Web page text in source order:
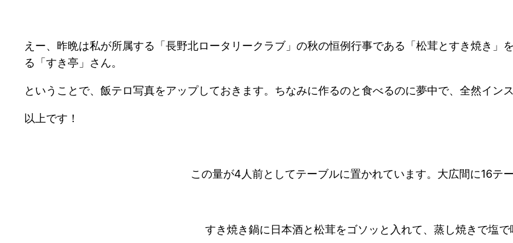
えー、昨晩は私が所属する「長野北ロータリークラブ」の秋の恒例行事である「松茸とすき焼き」
る「すき亭」さん。
ということで、飯テロ写真をアップしておきます。ちなみに作るのと食べるのに夢中で、全然イン
以上です！
この量が4人前としてテーブルに置かれています。大広間に16テ
すき焼き鍋に日本酒と松茸をゴソッと入れて、蒸し焼きで塩で